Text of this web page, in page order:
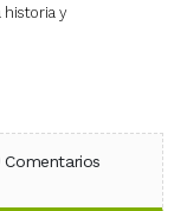
historia y
Facebook
en X (Twitter)
en WhatsApp
Comentarios